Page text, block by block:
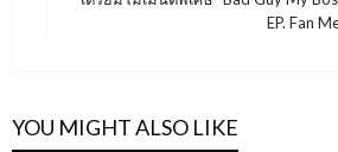
Next
EP. Fan
YOU MIGHT ALSO LIKE